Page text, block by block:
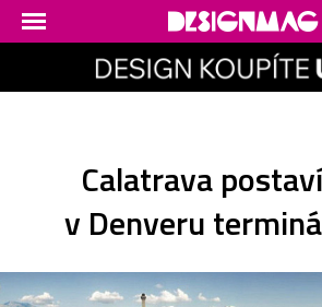
Calatrava
v Denveru